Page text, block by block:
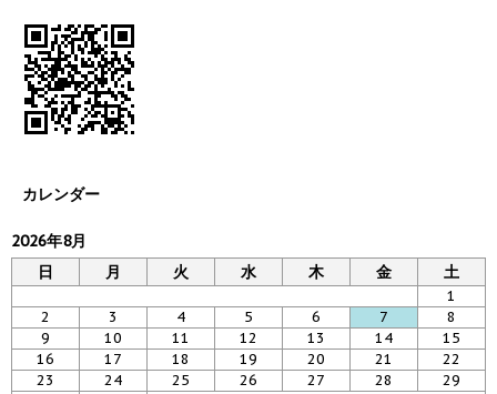
カレンダー
2026年8月
日
月 火 水 木 金 土
1
2
3 4 5 6 7
8
9
10 11 12 13 14
15
16
17 18 19 20 21
22
23
24 25 26 27 28
29